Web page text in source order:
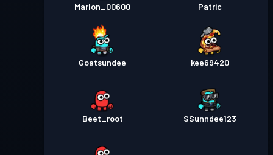
Marlon_00600 Patric
Goatsundee kee69420
Beet_root SSunndee123